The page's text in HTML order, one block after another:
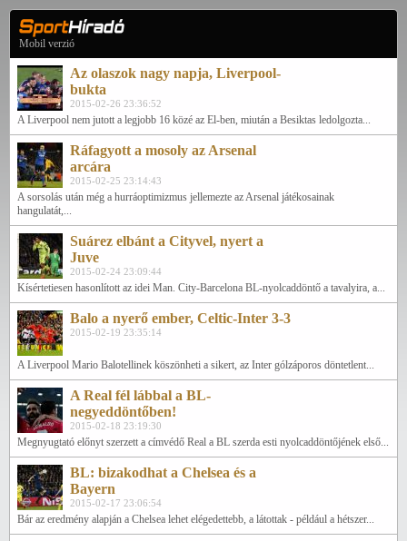
Mobil verzió
Az olaszok nagy napja, Liverpool-
bukta
2015-02-26 23:36:52
A Liverpool nem jutott a legjobb 16 közé az El-ben, miután a Besiktas ledolgozta...
Ráfagyott a mosoly az Arsenal
arcára
2015-02-25 23:14:43
A sorsolás után még a hurráoptimizmus jellemezte az Arsenal játékosainak
hangulatát,...
Suárez elbánt a Cityvel, nyert a
Juve
2015-02-24 23:09:44
Kísértetiesen hasonlított az idei Man. City-Barcelona BL-nyolcaddöntő a tavalyira, a...
Balo a nyerő ember, Celtic-Inter 3-3
2015-02-19 23:35:14
A Liverpool Mario Balotellinek köszönheti a sikert, az Inter gólzáporos döntetlent...
A Real fél lábbal a BL-
negyeddöntőben!
2015-02-18 23:19:30
Megnyugtató előnyt szerzett a címvédő Real a BL szerda esti nyolcaddöntőjének első...
BL: bizakodhat a Chelsea és a
Bayern
2015-02-17 23:06:54
Bár az eredmény alapján a Chelsea lehet elégedettebb, a látottak - például a hétszer...